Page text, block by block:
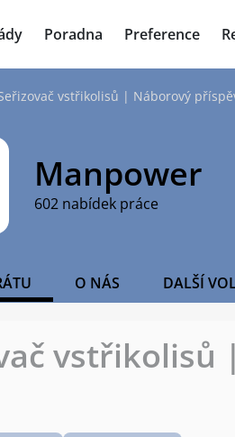
Poradna Preference
vstřikolisů | Náborový
Manpower
602 nabídek práce
O NÁS DALŠÍ
vstřikolisů